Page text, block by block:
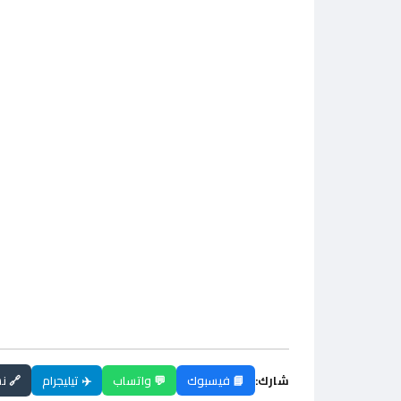
شارك: 📘 فيسبوك 💬 واتساب ✈️ تيليجرام 🔗